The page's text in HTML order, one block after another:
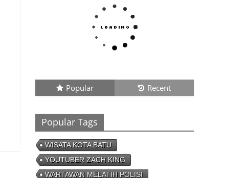
Ronaldo Istiqomah di Al Nassr, Bersiap di
26/01/2023 - 16:28 0 Comments
Rupiah Per Bulan Dari
Foto Handphone
04/08/2023 - 09:26 0 Comments
Popular Recent
Popular Tags
WISATA KOTA BATU
YOUTUBER ZACH KING
WARTAWAN MELATIH POLISI